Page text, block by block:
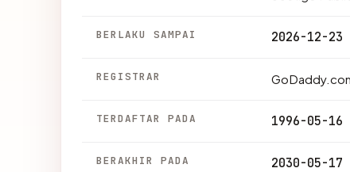
BERLAKU SAMPAI 2026-12-23
REGISTRAR
TERDAFTAR PADA 1996-05-16
BERAKHIR PADA 2030-05-17